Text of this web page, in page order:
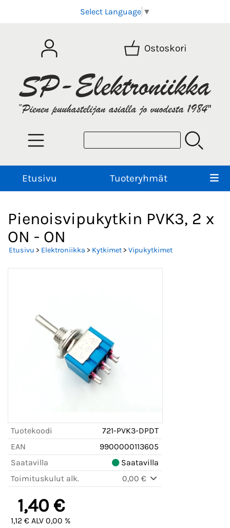
Select Language ▼
Ostoskori
Etusivu Tuoteryhmät
Pienoisvipukytkin PVK3, 2 x
ON - ON
Etusivu > Elektroniikka > Kytkimet> Vipukytkimet
Tuotekoodi
721-PVK3-DPDT
EAN
9900000113605
Saatavilla
Saatavilla
Toimituskulut alk.
0,00 €
1,40 €
1,12 € ALV 0,00 %